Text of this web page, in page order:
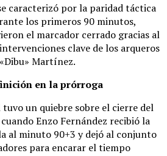
caracterizó por la paridad táctica
los primeros 90 minutos,
el marcador cerrado gracias al
clave de los arqueros
Martínez.
en la prórroga
un quiebre sobre el cierre del
Enzo Fernández recibió la
al minuto 90+3 y dejó al conjunto
para encarar el tiempo